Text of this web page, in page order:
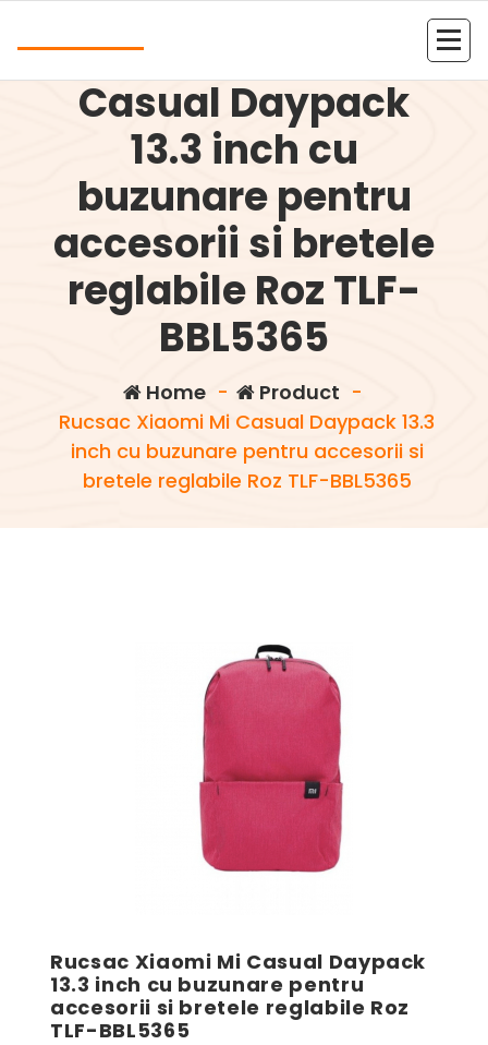
Rucsac Xiaomi Mi
Casual Daypack
13.3 inch cu
buzunare pentru
accesorii si bretele
reglabile Roz TLF-
BBL5365
Home- Product -
Rucsac Xiaomi Mi Casual Daypack 13.3
inch cu buzunare pentru accesorii si
bretele reglabile Roz TLF-BBL5365
Rucsac Xiaomi Mi Casual Daypack
13.3 inch cu buzunare pentru
accesorii si bretele reglabile Roz
TLF-BBL5365